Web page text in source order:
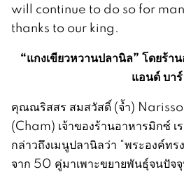
will continue to do so for
thanks to our king.
“แกงเขียวหวานปลานิล” โดยร้า
แอนด์ บาร์
คุณณริสสร สมสวัสดิ์ (จ้ำ)
(Cham) เจ้าของร้านอาหารมิกซ์ เ
กล่าวถึงเมนูปลานิลว่า “พระองค์ทร
จาก 50 คู่มาเพาะขยายพันธุ์จนปัจ